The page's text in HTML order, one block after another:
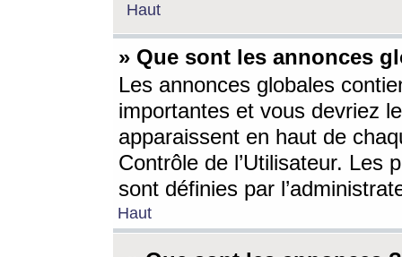
Haut
» Que sont les annonces
Les annonces globales
importantes et vous devriez
apparaissent en haut de
Contrôle de l’Utilisateur. Les
sont définies par
Haut